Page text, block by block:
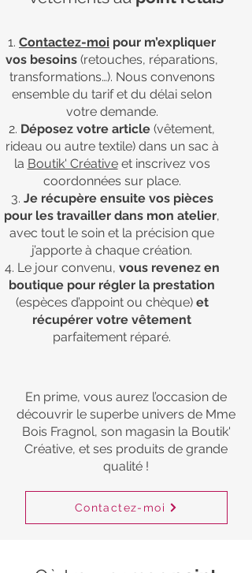
Contactez-moi pour m’expliquer
vos besoins (retouches, réparations,
transformations…). Nous convenons
ensemble du tarif et du délai selon
votre demande.
Déposez votre article (vêtement,
rideau ou autre textile) dans un sac à
la Boutik' Créativeet inscrivez vos
coordonnées sur place.
Je récupère ensuite vos pièces
pour les travailler dans mon atelier,
avec tout le soin et la précision que
j’apporte à chaque création.
Le jour convenu, vous revenez en
boutique pour régler la prestation
(espèces d’appoint ou chèque) et
récupérer votre vêtement
parfaitement réparé.
En prime, vous aurez l’occasion de
découvrir le superbe univers de Mme
Bois Fragnol, son magasin la Boutik'
Créative, et ses produits de grande
qualité !
Contactez-moi